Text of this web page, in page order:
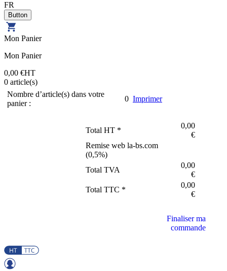
FR
Mon Panier
Mon Panier
0,00 €HT
0 article(s)
Nombre d’article(s) dans votre
panier :
0 Imprimer
Total HT *
0,00
€
Remise web la-bs.com
(0,5%)
Total TVA
0,00
€
Total TTC *
0,00
€
Finaliser ma
commande